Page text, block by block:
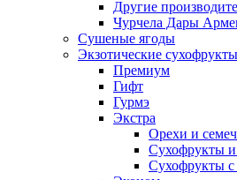
Другие
Чурчела Дары
Сушеные ягоды
Экзотические сухофрукты
Премиум
Гифт
Гурмэ
Экстра
Орехи и
Сухофрукты
Сухофрукты с